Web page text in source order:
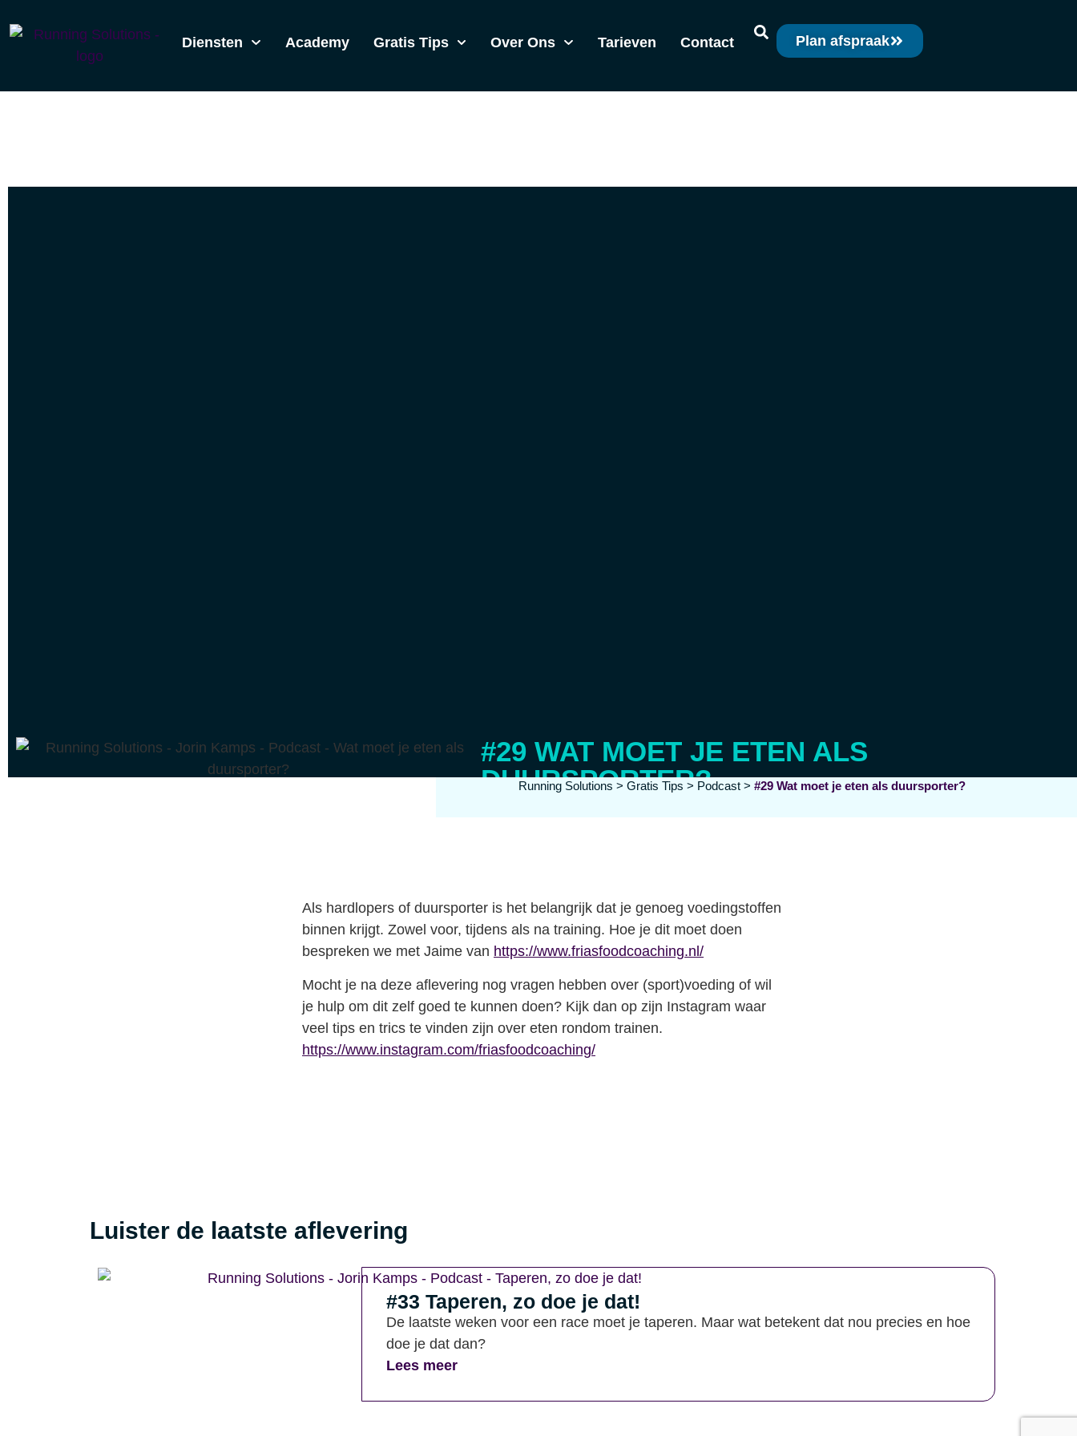
Diensten Academy Gratis Tips Over Ons Tarieven Contact Plan afspraak
#29 WAT MOET JE ETEN ALS
DUURSPORTER?
Running Solutions > Gratis Tips > Podcast > #29 Wat moet je eten als duursporter?
Als hardlopers of duursporter is het belangrijk dat je genoeg voedingstoffen
binnen krijgt. Zowel voor, tijdens als na training. Hoe je dit moet doen
bespreken we met Jaime van https://www.friasfoodcoaching.nl/
Mocht je na deze aflevering nog vragen hebben over (sport)voeding of wil
je hulp om dit zelf goed te kunnen doen? Kijk dan op zijn Instagram waar
veel tips en trics te vinden zijn over eten rondom trainen.
https://www.instagram.com/friasfoodcoaching/
Luister de laatste aflevering
#33 Taperen, zo doe je dat!
De laatste weken voor een race moet je taperen. Maar wat betekent dat nou precies en hoe
doe je dat dan?
Lees meer